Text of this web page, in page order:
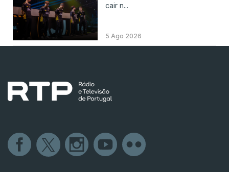
cair n...
5 Ago 2026